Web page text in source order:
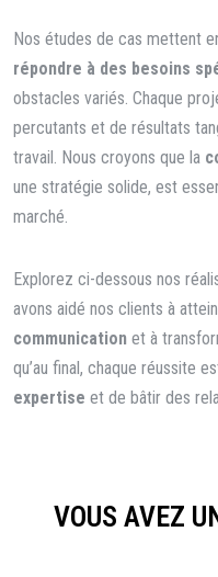
Nos études de cas mettent
répondre à des besoins
obstacles variés. Chaque
percutants et de résultats
travail. Nous croyons que la
une stratégie solide, est
marché.
Explorez ci-dessous nos
avons aidé nos clients à
communication et à
qu’au final, chaque réussite
expertise et de bâtir des
VOUS AVEZ